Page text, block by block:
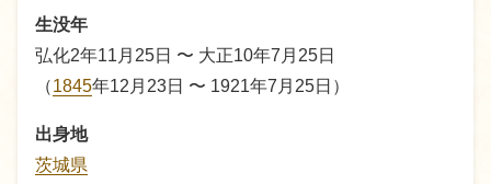
生没年
弘化2年11月25日 〜 大正10年7月25日
（1845年12月23日 〜 1921年7月25日）
出身地
茨城県